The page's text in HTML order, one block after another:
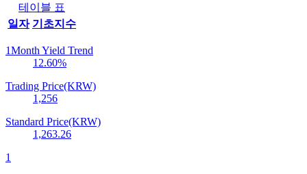
테이블 표
일자 기초지수
1Month Yield Trend
12.60%
Trading Price(KRW)
1,256
Standard Price(KRW)
1,263.26
1